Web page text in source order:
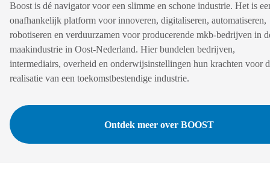
Boost is dé navigator voor een slimme en schone industrie. Het is
onafhankelijk platform voor innoveren, digitaliseren, automatiseren,
robotiseren en verduurzamen voor producerende mkb-bedrijven in
maakindustrie in Oost-Nederland. Hier bundelen bedrijven,
intermediairs, overheid en onderwijsinstellingen hun krachten voor
realisatie van een toekomstbestendige industrie.
Ontdek meer over BOOST